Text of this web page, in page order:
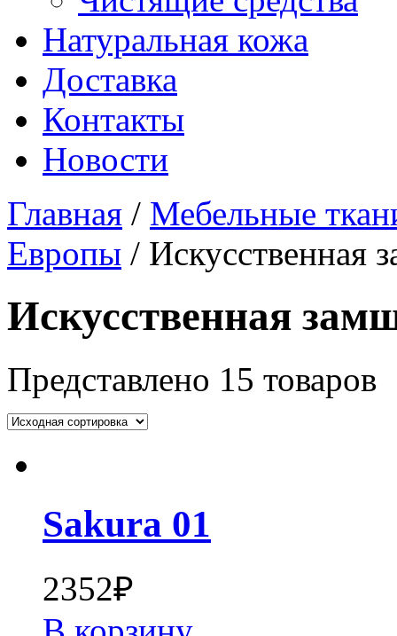
Натуральная кожа
Доставка
Контакты
Новости
Главная / Мебельные
Европы / Искусственная
Искусственная
Представлено 15 товаров
Sakura 01
2352₽